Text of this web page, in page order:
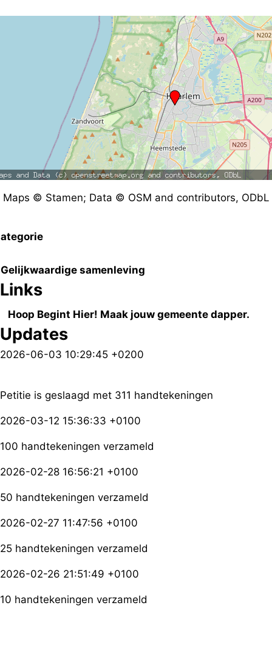
Maps © Stamen; Data © OSM and contributors, ODbL
Gelijkwaardige samenleving
Links
Hoop Begint Hier! Maak jouw gemeente dapper.
Updates
2026-06-03 10:29:45 +0200
Petitie is geslaagd met 311 handtekeningen
2026-03-12 15:36:33 +0100
100 handtekeningen verzameld
2026-02-28 16:56:21 +0100
50 handtekeningen verzameld
2026-02-27 11:47:56 +0100
25 handtekeningen verzameld
2026-02-26 21:51:49 +0100
10 handtekeningen verzameld